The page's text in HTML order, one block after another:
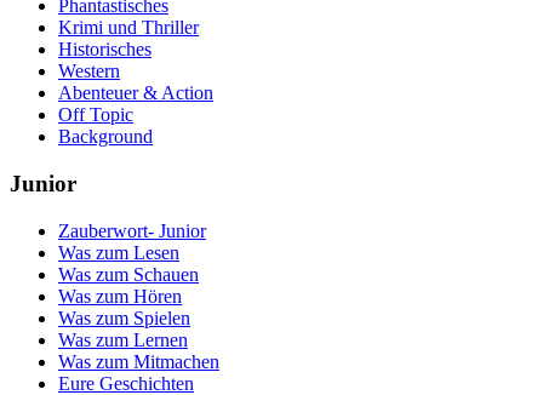
Phantastisches
Krimi und Thriller
Historisches
Western
Abenteuer & Action
Off Topic
Background
Junior
Zauberwort- Junior
Was zum Lesen
Was zum Schauen
Was zum Hören
Was zum Spielen
Was zum Lernen
Was zum Mitmachen
Eure Geschichten